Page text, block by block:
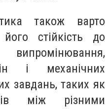
також варто
стійкість до
випромінювання,
і механічних
завдань, таких як
між різними